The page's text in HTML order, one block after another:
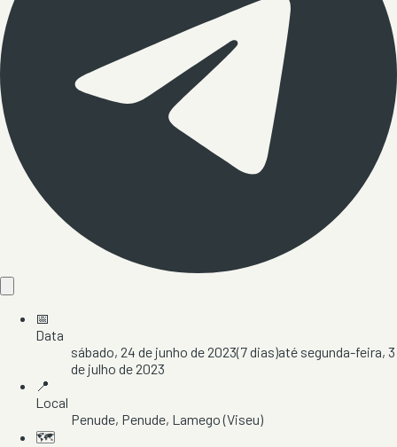
📅
Data
sábado, 24 de junho de 2023(7dias)até segunda-feira, 3
de julho de 2023
📍
Local
Penude, Penude, Lamego(Viseu)
🗺️